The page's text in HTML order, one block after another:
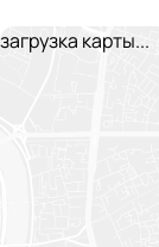
загрузка карты...